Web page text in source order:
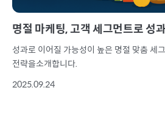
명절 마케팅, 고객 세그먼트로 성
성과로 이어질 가능성이 높은 명절 맞춤 세
전략을소개합니다.
2025.09.24